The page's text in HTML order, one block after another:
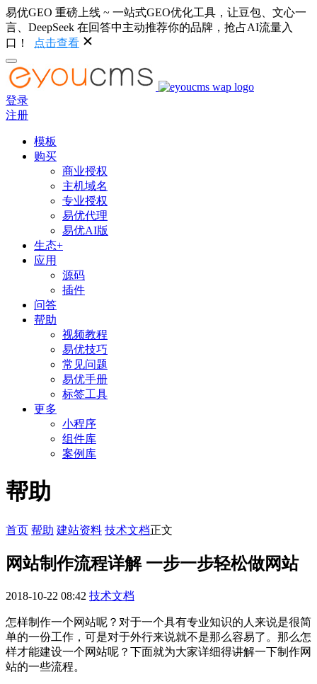
易优GEO 重磅上线 ~ 一站式GEO优化工具，让豆包、文心一
言、DeepSeek 在回答中主动推荐你的品牌，抢占AI流量入
口！
点击查看
登录
注册
模板
购买
商业授权
主机域名
专业授权
易优代理
易优AI版
生态+
应用
源码
插件
问答
帮助
视频教程
易优技巧
常见问题
易优手册
标签工具
更多
小程序
组件库
案例库
帮助
首页 帮助 建站资料 技术文档正文
网站制作流程详解 一步一步轻松做网站
2018-10-22 08:42 技术文档
怎样制作一个网站呢？对于一个具有专业知识的人来说是很简
单的一份工作，可是对于外行来说就不是那么容易了。那么怎
样才能建设一个网站呢？下面就为大家详细得讲解一下制作网
站的一些流程。